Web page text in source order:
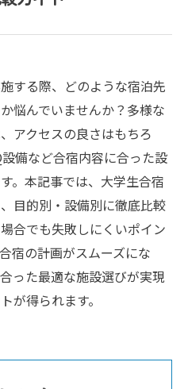
する際、どのような宿泊先
悩んでいませんか？多様な
アクセスの良さはもちろ
備など合宿内容に合った設
。本記事では、大学生合宿
目的別・設備別に徹底比較
合でも失敗しにくいポイン
宿の計画がスムーズにな
った最適な施設選びが実現
が得られます。